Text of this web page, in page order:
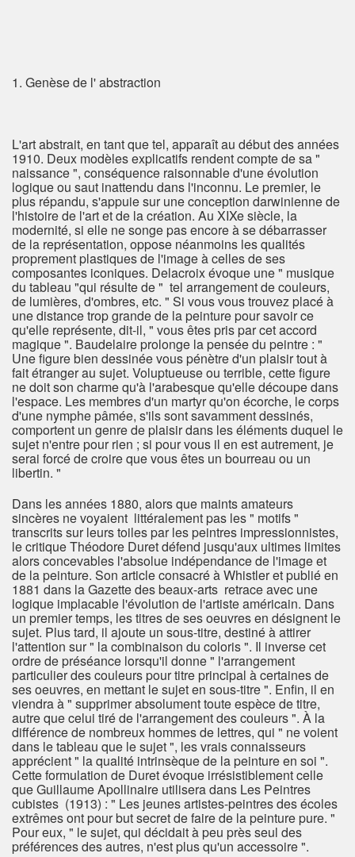
1. Genèse de l' abstraction
L'art abstrait, en tant que tel, apparaît au début des années
1910. Deux modèles explicatifs rendent compte de sa "
naissance ", conséquence raisonnable d'une évolution
logique ou saut inattendu dans l'inconnu. Le premier, le
plus répandu, s'appuie sur une conception darwinienne de
l'histoire de l'art et de la création. Au XIXe siècle, la
modernité, si elle ne songe pas encore à se débarrasser
de la représentation, oppose néanmoins les qualités
proprement plastiques de l'image à celles de ses
composantes iconiques. Delacroix évoque une " musique
du tableau "qui résulte de " tel arrangement de couleurs,
de lumières, d'ombres, etc. " Si vous vous trouvez placé à
une distance trop grande de la peinture pour savoir ce
qu'elle représente, dit-il, " vous êtes pris par cet accord
magique ". Baudelaire prolonge la pensée du peintre : "
Une figure bien dessinée vous pénètre d'un plaisir tout à
fait étranger au sujet. Voluptueuse ou terrible, cette figure
ne doit son charme qu'à l'arabesque qu'elle découpe dans
l'espace. Les membres d'un martyr qu'on écorche, le corps
d'une nymphe pâmée, s'ils sont savamment dessinés,
comportent un genre de plaisir dans les éléments duquel le
sujet n'entre pour rien ; si pour vous il en est autrement, je
serai forcé de croire que vous êtes un bourreau ou un
libertin. "
Dans les années 1880, alors que maints amateurs
sincères ne voyaient littéralement pas les " motifs "
transcrits sur leurs toiles par les peintres impressionnistes,
le critique Théodore Duret défend jusqu'aux ultimes limites
alors concevables l'absolue indépendance de l'image et
de la peinture. Son article consacré à Whistler et publié en
1881 dans la Gazette des beaux-arts retrace avec une
logique implacable l'évolution de l'artiste américain. Dans
un premier temps, les titres de ses oeuvres en désignent le
sujet. Plus tard, il ajoute un sous-titre, destiné à attirer
l'attention sur " la combinaison du coloris ". Il inverse cet
ordre de préséance lorsqu'il donne " l'arrangement
particulier des couleurs pour titre principal à certaines de
ses oeuvres, en mettant le sujet en sous-titre ". Enfin, il en
viendra à " supprimer absolument toute espèce de titre,
autre que celui tiré de l'arrangement des couleurs ". À la
différence de nombreux hommes de lettres, qui " ne voient
dans le tableau que le sujet ", les vrais connaisseurs
apprécient " la qualité intrinsèque de la peinture en soi ".
Cette formulation de Duret évoque irrésistiblement celle
que Guillaume Apollinaire utilisera dans Les Peintres
cubistes (1913) : " Les jeunes artistes-peintres des écoles
extrêmes ont pour but secret de faire de la peinture pure. "
Pour eux, " le sujet, qui décidait à peu près seul des
préférences des autres, n'est plus qu'un accessoire ".